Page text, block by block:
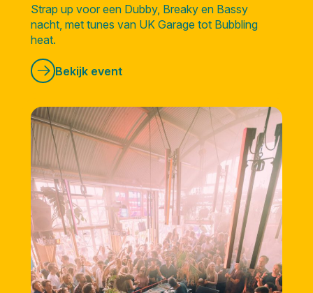
Strap up voor een Dubby, Breaky en Bassy
nacht, met tunes van UK Garage tot Bubbling
heat.
Bekijk event